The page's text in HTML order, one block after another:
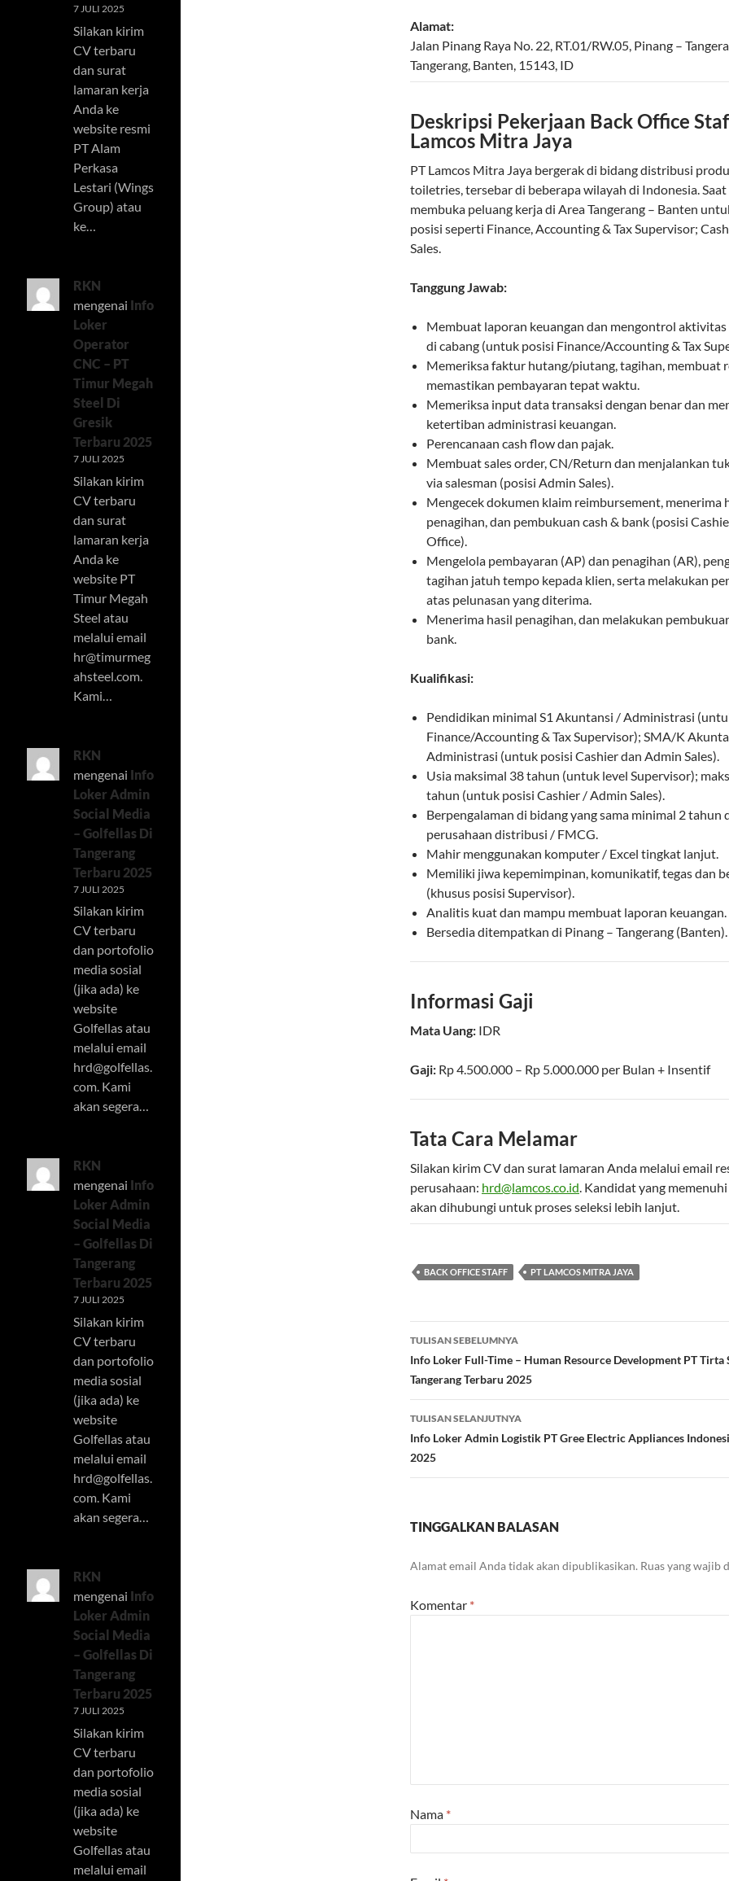
Alamat:
Jalan Pinang Raya No. 22, RT.01/RW.05, Pinang –
Tangerang, Banten, 15143, ID
Deskripsi Pekerjaan Back Office
Lamcos Mitra Jaya
PT Lamcos Mitra Jaya bergerak di bidang distribusi
toiletries, tersebar di beberapa wilayah di Indonesia. Saat
membuka peluang kerja di Area Tangerang – Banten
posisi seperti Finance, Accounting & Tax Supervisor;
Sales.
Tanggung Jawab:
Membuat laporan keuangan dan mengontrol aktivitas
di cabang (untuk posisi Finance/Accounting & Tax
Memeriksa faktur hutang/piutang, tagihan, membuat
memastikan pembayaran tepat waktu.
Memeriksa input data transaksi dengan benar dan
ketertiban administrasi keuangan.
Perencanaan cash flow dan pajak.
Membuat sales order, CN/Return dan menjalankan
via salesman (posisi Admin Sales).
Mengecek dokumen klaim reimbursement, menerima
penagihan, dan pembukuan cash & bank (posisi
Office).
Mengelola pembayaran (AP) dan penagihan (AR),
tagihan jatuh tempo kepada klien, serta melakukan
atas pelunasan yang diterima.
Menerima hasil penagihan, dan melakukan
bank.
Kualifikasi:
Pendidikan minimal S1 Akuntansi / Administrasi
Finance/Accounting & Tax Supervisor); SMA/K
Administrasi (untuk posisi Cashier dan Admin Sales).
Usia maksimal 38 tahun (untuk level Supervisor);
tahun (untuk posisi Cashier / Admin Sales).
Berpengalaman di bidang yang sama minimal 2 tahun
perusahaan distribusi / FMCG.
Mahir menggunakan komputer / Excel tingkat lanjut.
Memiliki jiwa kepemimpinan, komunikatif, tegas dan
(khusus posisi Supervisor).
Analitis kuat dan mampu membuat laporan keuangan.
Bersedia ditempatkan di Pinang – Tangerang (Banten).
Informasi Gaji
Mata Uang: IDR
Gaji: Rp 4.500.000 – Rp 5.000.000 per Bulan + Insentif
Tata Cara Melamar
Silakan kirim CV dan surat lamaran Anda melalui email
perusahaan: hrd@lamcos.co.id. Kandidat yang
akan dihubungi untuk proses seleksi lebih lanjut.
BACK OFFICE STAFF PT LAMCOS MITRA JAYA
Navigasi
Tulisan
TULISAN SEBELUMNYA
Info Loker Full-Time – Human Resource Development PT Tirta
Tangerang Terbaru 2025
TULISAN SELANJUTNYA
Info Loker Admin Logistik PT Gree Electric Appliances
2025
TINGGALKAN BALASAN
Alamat email Anda tidak akan dipublikasikan. Ruas yang wajib
Komentar *
Nama *
7 JULI 2025
Silakan kirim
CV terbaru
dan surat
lamaran kerja
Anda ke
website resmi
PT Alam
Perkasa
Lestari (Wings
Group) atau
ke…
RKN
mengenai Info
Loker
Operator
CNC – PT
Timur Megah
Steel Di
Gresik
Terbaru 2025
7 JULI 2025
Silakan kirim
CV terbaru
dan surat
lamaran kerja
Anda ke
website PT
Timur Megah
Steel atau
melalui email
hr@timurmeg
ahsteel.com
Kami…
RKN
mengenai Info
Loker Admin
Social Media
– Golfellas Di
Tangerang
Terbaru 2025
7 JULI 2025
Silakan kirim
CV terbaru
dan portofolio
media sosial
(jika ada) ke
website
Golfellas atau
melalui email
hrd@golfellas.
com. Kami
akan segera…
RKN
mengenai Info
Loker Admin
Social Media
– Golfellas Di
Tangerang
Terbaru 2025
7 JULI 2025
Silakan kirim
CV terbaru
dan portofolio
media sosial
(jika ada) ke
website
Golfellas atau
melalui email
hrd@golfellas.
com. Kami
akan segera…
RKN
mengenai Info
Loker Admin
Social Media
– Golfellas Di
Tangerang
Terbaru 2025
7 JULI 2025
Silakan kirim
CV terbaru
dan portofolio
media sosial
(jika ada) ke
website
Golfellas atau
melalui email